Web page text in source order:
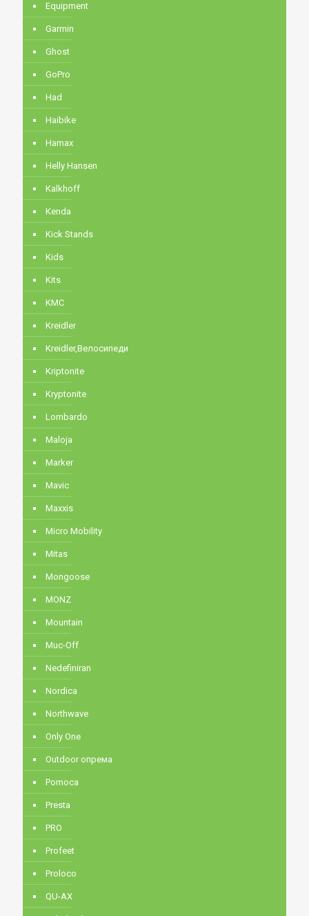
Equipment
Garmin
Ghost
GoPro
Had
Haibike
Hamax
Helly Hansen
Kalkhoff
Kenda
Kick Stands
Kids
Kits
KMC
Kreidler
Kreidler,Велосипеди
Kriptonite
Kryptonite
Lombardo
Maloja
Marker
Mavic
Maxxis
Micro Mobility
Mitas
Mongoose
MONZ
Mountain
Muc-Off
Nedefiniran
Nordica
Northwave
Only One
Outdoor опрема
Pomoca
Presta
PRO
Profeet
Proloco
QU-AX